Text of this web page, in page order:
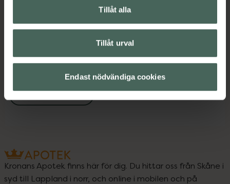
Tillåt alla
Tillåt urval
Endast nödvändiga cookies
Upptäck flera produkter inom
Elektrolyter
Elektrolyter
Kost och hälsa
Kosttillskott
Kronans Apotek finns här för dig. Du hittar oss från Skåne i
syd till Lappland i norr, och online i mobilen och på